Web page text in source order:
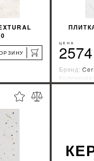
%
ЦЕНА
2574
Бренд:
Коллекция:
Страна-